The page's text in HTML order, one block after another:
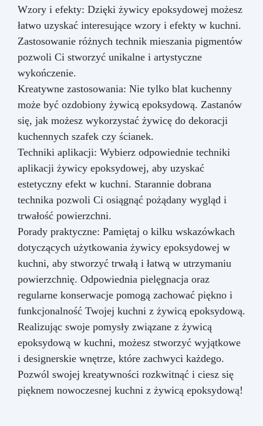
Wzory i efekty: Dzięki żywicy epoksydowej możesz
łatwo uzyskać interesujące wzory i efekty w kuchni.
Zastosowanie różnych technik mieszania pigmentów
pozwoli Ci stworzyć unikalne i artystyczne
wykończenie.
Kreatywne zastosowania: Nie tylko blat kuchenny
może być ozdobiony żywicą epoksydową. Zastanów
się, jak możesz wykorzystać żywicę do dekoracji
kuchennych szafek czy ścianek.
Techniki aplikacji: Wybierz odpowiednie techniki
aplikacji żywicy epoksydowej, aby uzyskać
estetyczny efekt w kuchni. Starannie dobrana
technika pozwoli Ci osiągnąć pożądany wygląd i
trwałość powierzchni.
Porady praktyczne: Pamiętaj o kilku wskazówkach
dotyczących użytkowania żywicy epoksydowej w
kuchni, aby stworzyć trwałą i łatwą w utrzymaniu
powierzchnię. Odpowiednia pielęgnacja oraz
regularne konserwacje pomogą zachować piękno i
funkcjonalność Twojej kuchni z żywicą epoksydową.
Realizując swoje pomysły związane z żywicą
epoksydową w kuchni, możesz stworzyć wyjątkowe
i designerskie wnętrze, które zachwyci każdego.
Pozwól swojej kreatywności rozkwitnąć i ciesz się
pięknem nowoczesnej kuchni z żywicą epoksydową!